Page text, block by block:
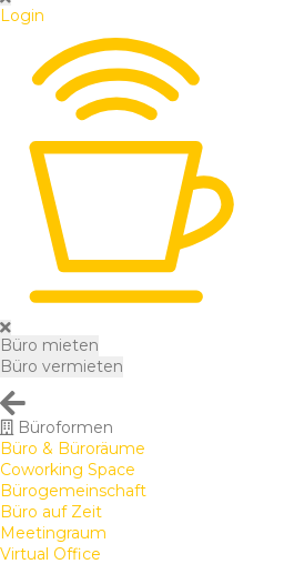
Login
Büro mieten
Büro vermieten
Büroformen
Büro & Büroräume
Coworking Space
Bürogemeinschaft
Büro auf Zeit
Meetingraum
Virtual Office